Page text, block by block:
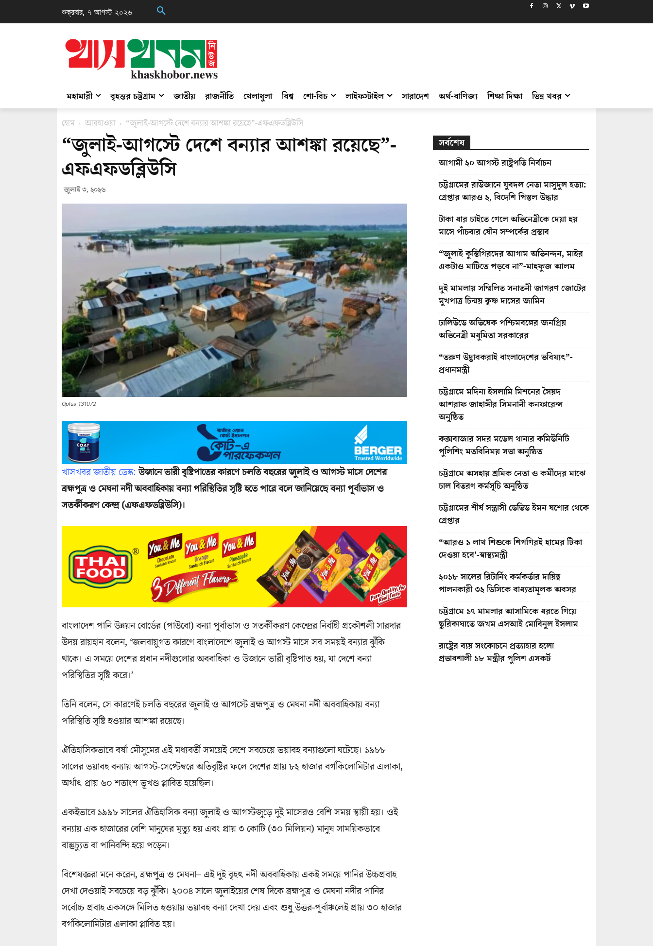
শুক্রবার, ৭ আগস্ট ২০২৬
মহামারী বৃহত্তর চট্টগ্রাম জাতীয় রাজনীতি খেলাধুলা বিশ্ব শো-বিচ লাইফস্টাইল সারাদেশ অর্থ-বাণিজ্য শিক্ষা দিক্ষা ভিন্ন খবর
হোম আবহাওয়া “জুলাই-আগস্টে দেশে বন্যার আশঙ্কা রয়েছে”-এফএফডব্লিউসি
“জুলাই-আগস্টে দেশে বন্যার আশঙ্কা রয়েছে”-
এফএফডব্লিউসি
জুলাই ৩, ২০২৬
Oplus_131072
খাসখবর জাতীয় ডেস্ক:উজানে ভারী বৃষ্টিপাতের কারণে চলতি বছরের জুলাই ও আগস্ট মাসে দেশের
ব্রহ্মপুত্র ও মেঘনা নদী অববাহিকায় বন্যা পরিস্থিতির সৃষ্টি হতে পারে বলে জানিয়েছে বন্যা পূর্বাভাস ও
সতর্কীকরণ কেন্দ্র (এফএফডব্লিউসি)।
বাংলাদেশ পানি উন্নয়ন বোর্ডের (পাউবো) বন্যা পূর্বাভাস ও সতর্কীকরণ কেন্দ্রের নির্বাহী প্রকৌশলী সারদার
উদয় রায়হান বলেন, ‘জলবায়ুগত কারণে বাংলাদেশে জুলাই ও আগস্ট মাসে সব সময়ই বন্যার ঝুঁকি
থাকে। এ সময়ে দেশের প্রধান নদীগুলোর অববাহিকা ও উজানে ভারী বৃষ্টিপাত হয়, যা দেশে বন্যা
পরিস্থিতির সৃষ্টি করে।’
তিনি বলেন, সে কারণেই চলতি বছরের জুলাই ও আগস্টে ব্রহ্মপুত্র ও মেঘনা নদী অববাহিকায় বন্যা
পরিস্থিতি সৃষ্টি হওয়ার আশঙ্কা রয়েছে।
ঐতিহাসিকভাবে বর্ষা মৌসুমের এই মধ্যবর্তী সময়েই দেশে সবচেয়ে ভয়াবহ বন্যাগুলো ঘটেছে। ১৯৮৮
সালের ভয়াবহ বন্যায় আগস্ট-সেপ্টেম্বরে অতিবৃষ্টির ফলে দেশের প্রায় ৮২ হাজার বর্গকিলোমিটার এলাকা,
অর্থাৎ প্রায় ৬০ শতাংশ ভূখণ্ড প্লাবিত হয়েছিল।
একইভাবে ১৯৯৮ সালের ঐতিহাসিক বন্যা জুলাই ও আগস্টজুড়ে দুই মাসেরও বেশি সময় স্থায়ী হয়। ওই
বন্যায় এক হাজারের বেশি মানুষের মৃত্যু হয় এবং প্রায় ৩ কোটি (৩০ মিলিয়ন) মানুষ সাময়িকভাবে
বাস্তুচ্যুত বা পানিবন্দি হয়ে পড়েন।
বিশেষজ্ঞরা মনে করেন, ব্রহ্মপুত্র ও মেঘনা– এই দুই বৃহৎ নদী অববাহিকায় একই সময়ে পানির উচ্চপ্রবাহ
দেখা দেওয়াই সবচেয়ে বড় ঝুঁকি। ২০০৪ সালে জুলাইয়ের শেষ দিকে ব্রহ্মপুত্র ও মেঘনা নদীর পানির
সর্বোচ্চ প্রবাহ একসঙ্গে মিলিত হওয়ায় ভয়াবহ বন্যা দেখা দেয় এবং শুধু উত্তর-পূর্বাঞ্চলেই প্রায় ৩০ হাজার
বর্গকিলোমিটার এলাকা প্লাবিত হয়।
সর্বশেষ
আগামী ২০ আগস্ট রাষ্ট্রপতি নির্বাচন
চট্টগ্রামের রাউজানে যুবদল নেতা মাসুদুল হত্যা:
গ্রেপ্তার আরও ২, বিদেশি পিস্তল উদ্ধার
টাকা ধার চাইতে গেলে অভিনেত্রীকে দেয়া হয়
মাসে পাঁচবার যৌন সম্পর্কের প্রস্তাব
“জুলাই কুস্তিগিরদের আগাম অভিনন্দন, মাইর
একটাও মাটিতে পড়বে না”-মাহফুজ আলম
দুই মামলায় সম্মিলিত সনাতনী জাগরণ জোটের
মুখপাত্র চিন্ময় কৃষ্ণ দাসের জামিন
ঢালিউডে অভিষেক পশ্চিমবঙ্গের জনপ্রিয়
অভিনেত্রী মধুমিতা সরকারের
“তরুণ উদ্ভাবকরাই বাংলাদেশের ভবিষ্যৎ”-
প্রধানমন্ত্রী
চট্টগ্রামে মদিনা ইসলামি মিশনের সৈয়দ
আশরাফ জাহাঙ্গীর সিমনানী কনফারেন্স
অনুষ্ঠিত
কক্সবাজার সদর মডেল থানার কমিউনিটি
পুলিশিং মতবিনিময় সভা অনুষ্ঠিত
চট্টগ্রামে অসহায় শ্রমিক নেতা ও কর্মীদের মাঝে
চাল বিতরণ কর্মসূচি অনুষ্ঠিত
চট্টগ্রামের শীর্ষ সন্ত্রাসী ডেভিড ইমন যশোর থেকে
গ্রেপ্তার
“আরও ১ লাখ শিশুকে শিগগিরই হামের টিকা
দেওয়া হবে’-স্বাস্থ্যমন্ত্রী
২০১৮ সালের রিটার্নিং কর্মকর্তার দায়িত্ব
পালনকারী ৩২ ডিসিকে বাধ্যতামূলক অবসর
চট্টগ্রামে ১৭ মামলার আসামিকে ধরতে গিয়ে
ছুরিকাঘাতে জখম এসআই মোবিনুল ইসলাম
রাষ্ট্রের ব্যয় সংকোচনে প্রত্যাহার হলো
প্রভাবশালী ১৮ মন্ত্রীর পুলিশ এসকর্ট